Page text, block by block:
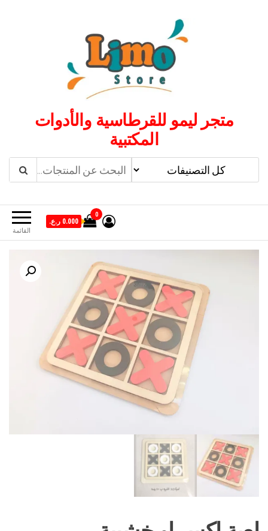
متجر ليمو للقرطاسية والأدوات
المكتبية
القائمة
0
0.000 ر.ع.